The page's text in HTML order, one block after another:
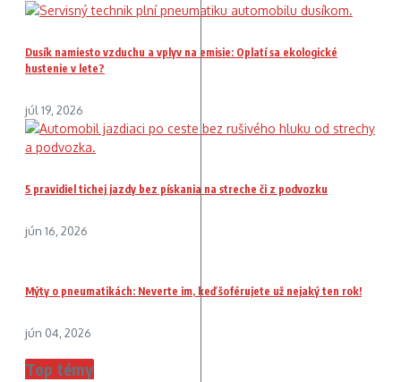
Dusík namiesto vzduchu a vplyv na emisie: Oplatí sa ekologické
hustenie v lete?
júl 19, 2026
5 pravidiel tichej jazdy bez pískania na streche či z podvozku
jún 16, 2026
Mýty o pneumatikách: Neverte im, keď šoférujete už nejaký ten rok!
jún 04, 2026
Top témy